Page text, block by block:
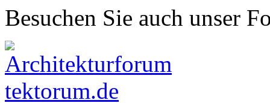
Besuchen Sie auch unser